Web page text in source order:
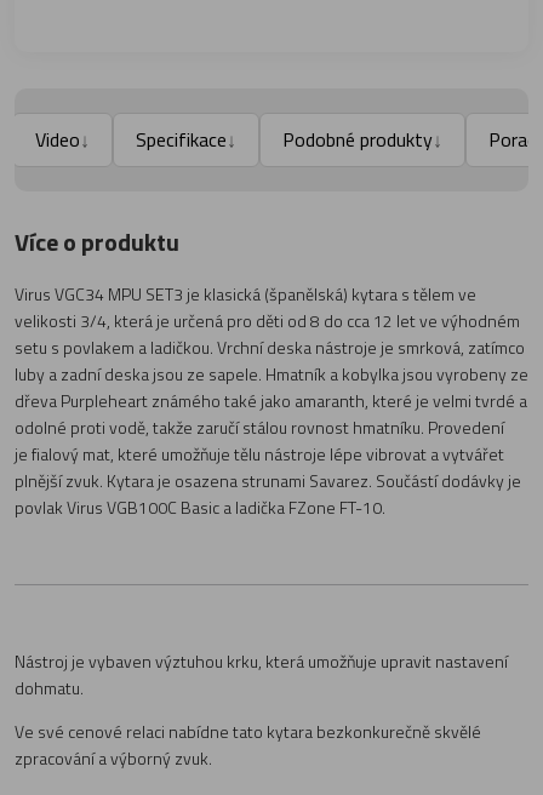
Video↓ Specifikace↓ Podobné produkty↓
Více o produktu
Virus VGC34 MPU SET3 je klasická (španělská) kytara s tělem ve
velikosti 3/4, která je určená pro děti od 8 do cca 12 let ve výhodném
setu s povlakem a ladičkou. Vrchní deska nástroje je smrková, zatímco
luby a zadní deska jsou ze sapele. Hmatník a kobylka jsou vyrobeny ze
dřeva Purpleheart známého také jako amaranth, které je velmi tvrdé a
odolné proti vodě, takže zaručí stálou rovnost hmatníku. Provedení
je fialový mat, které umožňuje tělu nástroje lépe vibrovat a vytvářet
plnější zvuk. Kytara je osazena strunami Savarez. Součástí dodávky je
povlak Virus VGB100C Basic a ladička FZone FT-10.
Nástroj je vybaven výztuhou krku, která umožňuje upravit nastavení
dohmatu.
Ve své cenové relaci nabídne tato kytara bezkonkurečně skvělé
zpracování a výborný zvuk.